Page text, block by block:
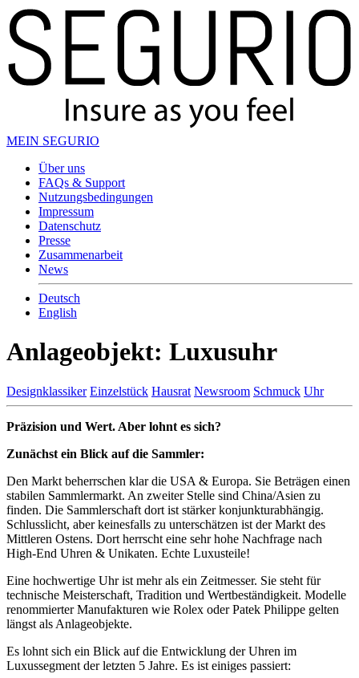
MEIN SEGURIO
Über uns
FAQs & Support
Nutzungsbedingungen
Impressum
Datenschutz
Presse
Zusammenarbeit
News
Deutsch
English
Anlageobjekt: Luxusuhr
Designklassiker Einzelstück Hausrat Newsroom Schmuck Uhr
Präzision und Wert. Aber lohnt es sich?
Zunächst ein Blick auf die Sammler:
Den Markt beherrschen klar die USA & Europa. Sie Beträgen einen
stabilen Sammlermarkt. An zweiter Stelle sind China/Asien zu
finden. Die Sammlerschaft dort ist stärker konjunkturabhängig.
Schlusslicht, aber keinesfalls zu unterschätzen ist der Markt des
Mittleren Ostens. Dort herrscht eine sehr hohe Nachfrage nach
High-End Uhren & Unikaten. Echte Luxusteile!
Eine hochwertige Uhr ist mehr als ein Zeitmesser. Sie steht für
technische Meisterschaft, Tradition und Wertbeständigkeit. Modelle
renommierter Manufakturen wie Rolex oder Patek Philippe gelten
längst als Anlageobjekte.
Es lohnt sich ein Blick auf die Entwicklung der Uhren im
Luxussegment der letzten 5 Jahre. Es ist einiges passiert: